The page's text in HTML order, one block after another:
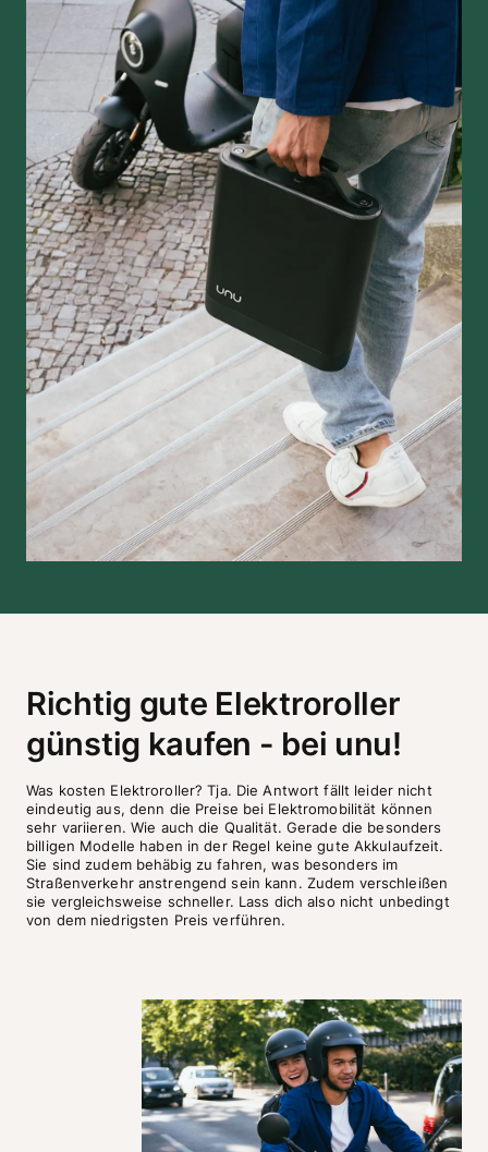
Richtig gute Elektroroller
günstig kaufen - bei unu!
Was kosten Elektroroller? Tja. Die Antwort fällt leider nicht
eindeutig aus, denn die Preise bei Elektromobilität können
sehr variieren. Wie auch die Qualität. Gerade die besonders
billigen Modelle haben in der Regel keine gute Akkulaufzeit.
Sie sind zudem behäbig zu fahren, was besonders im
Straßenverkehr anstrengend sein kann. Zudem verschleißen
sie vergleichsweise schneller. Lass dich also nicht unbedingt